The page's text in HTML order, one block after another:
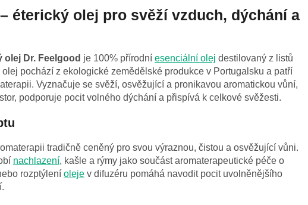
éterický olej pro svěží vzduch, dýchání a
olej Dr. Feelgood je 100% přírodní esenciální olej destilovaný z listů
olej pochází z ekologické zemědělské produkce v Portugalsku a patří
Vyznačuje se svěží, osvěžující a pronikavou aromatickou vůní,
podporuje pocit volného dýchání a přispívá k celkové svěžesti.
tradičně ceněný pro svou výraznou, čistou a osvěžující vůni.
nachlazení, kašle a rýmy jako součást aromaterapeutické péče o
rozptýlení oleje v difuzéru pomáhá navodit pocit uvolněnějšího